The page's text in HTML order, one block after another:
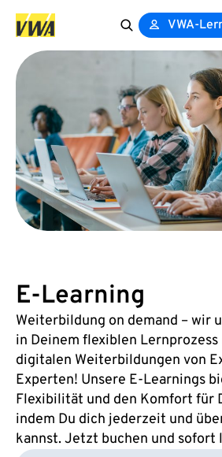
VWA-
E-Learning
Weiterbildung on demand – wir
in Deinem flexiblen
digitalen Weiterbildungen von
Experten! Unsere E-Learnings
Flexibilität und den Komfort für
indem Du dich jederzeit und
kannst. Jetzt buchen und sofort